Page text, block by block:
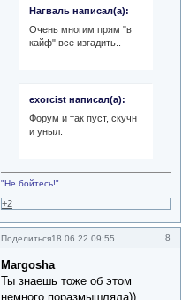
Нагваль написал(а):
Очень многим прям "в
кайф" все изгадить..
exorcist написал(а):
Форум и так пуст, скучн
и уныл.
"Не бойтесь!"
+2
Поделиться 8
18.06.22 09:55
Margosha
Ты знаешь тоже об этом
немного поразмышляла))